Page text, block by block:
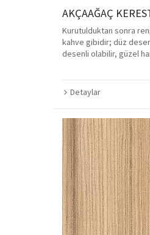
AKÇAAĞAÇ
Kurutulduktan sonra
kahve gibidir; düz
desenli olabilir, güzel
Detaylar